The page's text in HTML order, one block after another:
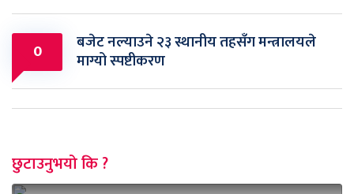
0 बजेट नल्याउने २३ स्थानीय तहसँग मन्त्रालयले
माग्यो स्पष्टीकरण
छुटाउनुभयो कि ?